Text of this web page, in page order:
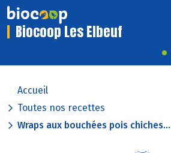
Biocoop Les Elbeuf
Accueil
Toutes nos recettes
Wraps aux bouchées pois chiches...